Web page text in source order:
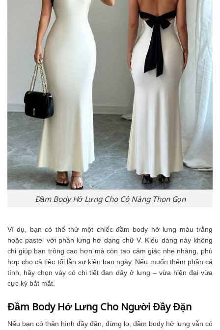
Đầm Body Hở Lưng Cho Cô Nàng Thon Gọn
Ví dụ, bạn có thể thử một chiếc đầm body hở lưng màu trắng
hoặc pastel với phần lưng hở dạng chữ V. Kiểu dáng này không
chỉ giúp bạn trông cao hơn mà còn tạo cảm giác nhẹ nhàng, phù
hợp cho cả tiệc tối lẫn sự kiện ban ngày. Nếu muốn thêm phần cá
tính, hãy chọn váy có chi tiết đan dây ở lưng – vừa hiện đại vừa
cực kỳ bắt mắt.
Đầm Body Hở Lưng Cho Người Đầy Đặn
Nếu bạn có thân hình đầy đặn, đừng lo, đầm body hở lưng vẫn có